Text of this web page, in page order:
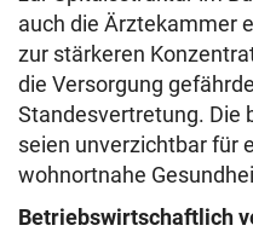
auch die Ärztekammer
zur stärkeren
die Versorgung
Standesvertretung. Die
seien unverzichtbar für
wohnortnahe
Betriebswirtschaftlich